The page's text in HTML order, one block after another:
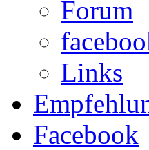
Forum
Links
Facebook